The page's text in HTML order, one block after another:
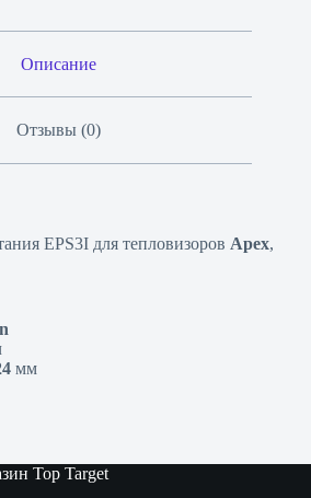
Описание
Отзывы (0)
EPS3I для тепловизоров Apex,
мм
Top Target